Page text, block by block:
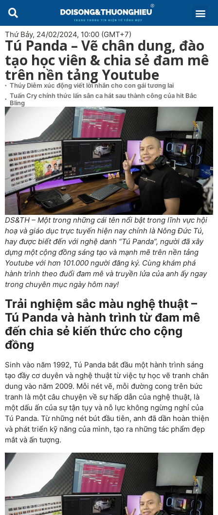
Thứ Bảy, 24/02/2024, 10:00 (GMT+7)
Tú Panda – Vẽ chân dung, đào
tạo học viên & chia sẻ đam mê
trên nền tảng Youtube
Thúy Diễm xúc động viết lời nhắn cho con gái tương lai
Tuấn Cry chính thức lấn sân ca hát sau thành công của hit Bắc
Bling
DS&TH – Một trong những cái tên nổi bật trong lĩnh vực hội
hoạ và giáo dục trực tuyến hiện nay chính là Nông Đức Tú,
hay được biết đến với nghệ danh “Tú Panda”, người đã xây
dựng một cộng đồng sáng tạo và mạnh mẽ trên nền tảng
Youtube với hơn 101.000 người đăng ký. Cùng khám phá
hành trình theo đuổi đam mê và truyền lửa của anh ấy ngay
trong chuyên mục ngày hôm nay!
Trải nghiệm sắc màu nghệ thuật –
Tú Panda và hành trình từ đam mê
đến chia sẻ kiến thức cho cộng
đồng
Sinh vào năm 1992, Tú Panda bắt đầu một hành trình sáng
tạo đầy cơ duyên và nghệ thuật từ việc tự học vẽ tranh chân
dung vào năm 2009. Mỗi nét vẽ, mỗi đường cong trên bức
tranh là một câu chuyện về sự hấp dẫn của nghệ thuật, là
một dấu ấn của sự tận tụy và nỗ lực không ngừng nghỉ của
Tú Panda. Từ những nét bút đầu tiên, anh đã dần hoàn thiện
và phát triển kỹ năng của mình, tạo ra những tác phẩm đẹp
mắt và ấn tượng.